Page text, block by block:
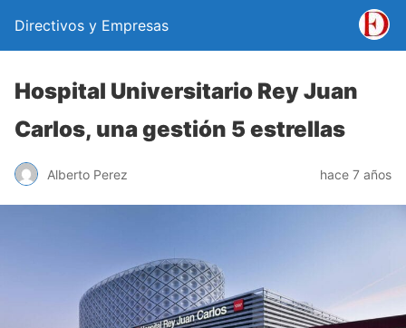
Directivos y Empresas
Hospital Universitario Rey Juan
Carlos, una gestión 5 estrellas
Alberto Perez hace 7 años